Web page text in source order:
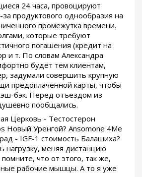
24 часа, провоцируют
продуктового однообразия на
промежутка времени.
которые требуют
погашения (кредит на
и т. По словам Александра
будет тем клиентам,
задумали совершить крупную
предоплаченной карты, чтобы
бэк. Перед отъездом из
пообщались.
Церковь - Тестостерон
Новый Уренгой? Ansomone 4Me
- IGF-1 стоимость Балашиха?
нагрузку, меняя дистанцию
что от этого, так же,
рабочие мышцы. А то я уже